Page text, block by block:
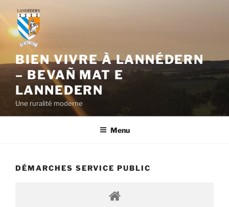
contenu
principal
BIEN VIVRE À LANNÉDERN
– BEVAÑ MAT E
LANNEDERN
Une ruralité moderne
Menu
DÉMARCHES SERVICE PUBLIC